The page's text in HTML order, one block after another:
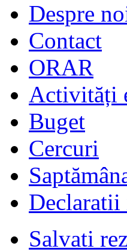
Despre
Contact
ORAR
Activități
Buget
Cercuri
Declaratii
Salvati